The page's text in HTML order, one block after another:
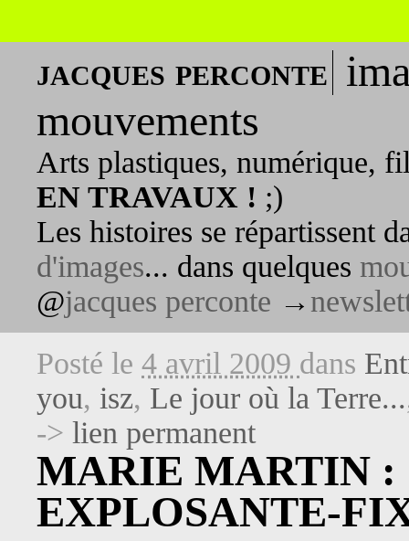
jacques perconte
mouvements
Arts plastiques, numérique,
EN TRAVAUX ! ;)
Les histoires se répartissent
d'images... dans quelques
@jacques perconte →
Posté le 4 avril 2009 dans
you, isz, Le jour où la Terre...
-> lien permanent
MARIE MARTIN :
EXPLOSANTE-